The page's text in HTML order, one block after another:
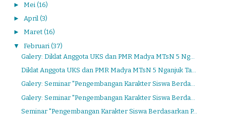
► Mei (16)
► April (3)
► Maret (16)
▼ Februari (37)
Galery: Diklat Anggota UKS dan PMR Madya MTsN 5 Ng...
Diklat Anggota UKS dan PMR Madya MTsN 5 Nganjuk Ta...
Galery: Seminar "Pengembangan Karakter Siswa Berda...
Galery: Seminar "Pengembangan Karakter Siswa Berda...
Seminar "Pengembangan Karakter Siswa Berdasarkan P...